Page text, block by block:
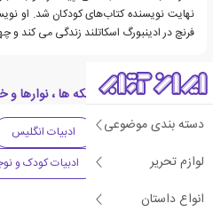
دسته بندی موضوعی
لوازم تحریر
انواع داستان
نهایت نویسنده کتاب‌های کودکان شد. او
فرنچ در ادینبورگ اسکاتلند زندگی می کند و
دسته بندی های کتاب لکه ها ، نوارها
داستان فانتزی ادبیات انگلیس
ادبیات معاصر
ادبیات کودک و
کتاب مصور